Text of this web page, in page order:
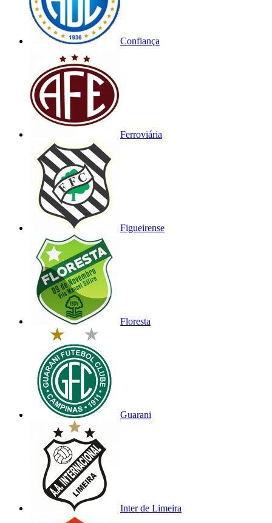
Confiança
Ferroviária
Figueirense
Floresta
Guarani
Inter de Limeira